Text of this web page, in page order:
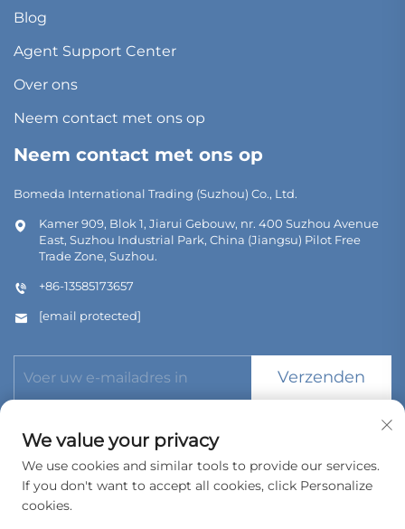
Blog
Agent Support Center
Over ons
Neem contact met ons op
Neem contact met ons op
Bomeda International Trading (Suzhou) Co., Ltd.
Kamer 909, Blok 1, Jiarui Gebouw, nr. 400 Suzhou Avenue
East, Suzhou Industrial Park, China (Jiangsu) Pilot Free
Trade Zone, Suzhou.
+86-13585173657
[email protected]
Verzenden
Copyright © 2026 Bomeda International Trading (Suzhou) Co.,
We value your privacy
We use cookies and similar tools to provide our services.
If you don't want to accept all cookies, click Personalize
cookies.